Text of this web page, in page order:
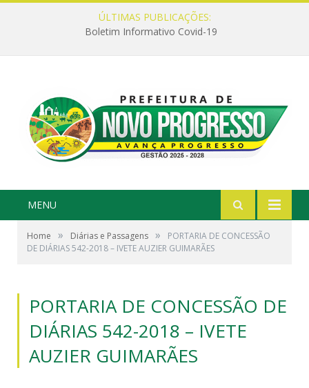
ÚLTIMAS PUBLICAÇÕES:
Boletim Informativo Covid-19
MENU
Home » Diárias e Passagens »
PORTARIA DE CONCESSÃO
DE DIÁRIAS 542-2018 – IVETE AUZIER GUIMARÃES
PORTARIA DE CONCESSÃO DE
DIÁRIAS 542-2018 – IVETE
AUZIER GUIMARÃES